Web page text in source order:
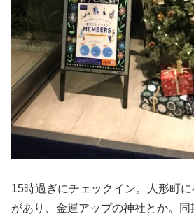
15時過ぎにチェックイン。人形町
があり、金運アップの神社とか。同